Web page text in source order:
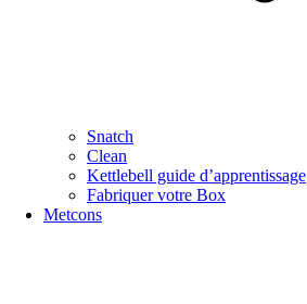
Snatch
Clean
Kettlebell guide d’apprentissage
Fabriquer votre Box
Metcons